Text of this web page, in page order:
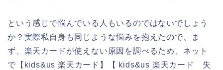
という感じで悩んでいる人もいるのではないでしょう
か？実際私自身も同じような悩みを抱えたので、ま
ず、楽天カードが使えない原因を調べるため、ネット
で【kids&us 楽天カード】【 kids&us 楽天カード 失